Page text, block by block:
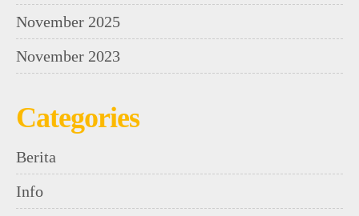
November 2025
November 2023
Categories
Berita
Info